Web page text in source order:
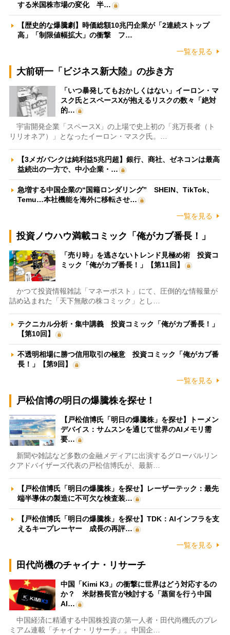
する米国株市場の変化 半…
【歴史的な爆騰劇】時価総額10兆円企業が「2連続ストップ
高」「制限値幅拡大」の衝撃 フ…
一覧を見る
大前研一「ビジネス新大陸」の歩き方
「いつ暴発してもおかしくはない」イーロン・マ
スク氏とスペースXが抱えるリスクの数々「絶対
的…
宇宙開発企業「スペースX」の上場で史上初の「兆万長者（ト
リリオネア）」となったイーロン・マスク氏。…
【3メガバンクは純利益5兆円超】銀行、商社、ゼネコンは最高
益続出の一方で、中小企業・…
急増する中国企業の“国籍ロンダリング” SHEIN、TikTok、
Temu…本社機能を海外に移転させ…
一覧を見る
投資ノウハウ満載コミック「俺がカブ番長！」
「売り時」を逃さないトレンド見極め術 投資コ
ミック「俺がカブ番長！」【第11回】
かつて投資情報雑誌「マネーポスト」にて、圧倒的な情報量が
詰め込まれた「天下無敵の株コミック」とし…
テクニカル分析・集中講義 投資コミック「俺がカブ番長！」
【第10回】
不透明相場に勝つ信用取引の極意 投資コミック「俺がカブ番
長！」【第9回】
一覧を見る
戸松信博の明日の爆騰株を探せ！
【戸松信博氏「明日の爆騰株」を探せ】トーメン
デバイス：サムスンを通じて世界のAIメモリ需
要…
新聞や雑誌など多数の金融メディアに出演するグローバルリン
クアドバイザーズ代表の戸松信博氏が、最新…
【戸松信博氏「明日の爆騰株」を探せ】レーザーテック：最先
端半導体の製造に不可欠な検査装…
【戸松信博氏「明日の爆騰株」を探せ】TDK：AIインフラを支
えるキープレーヤー 成長の再評…
一覧を見る
田代尚機のチャイナ・リサーチ
中国「Kimi K3」の衝撃に世界はどう対応するの
か？ 米財務長官が検討する「蒸留を行う中国
AI…
中国経済に精通する中国株投資の第一人者・田代尚機氏のプレ
ミアム連載「チャイナ・リサーチ」。中国企…